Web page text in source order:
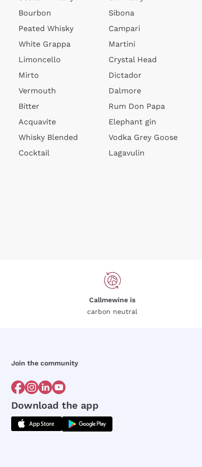
Bourbon
Peated Whisky
White Grappa
Limoncello
Mirto
Vermouth
Bitter
Acquavite
Whisky Blended
Cocktail
Sibona
Campari
Martini
Crystal Head
Dictador
Dalmore
Rum Don Papa
Elephant gin
Vodka Grey Goose
Lagavulin
Callmewine is
carbon neutral
Join the community
Download the app